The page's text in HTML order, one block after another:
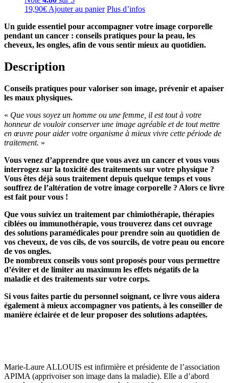
19,90€ Ajouter au panier Plus d’infos
Un guide essentiel pour accompagner votre image corporelle
pendant un cancer : conseils pratiques pour la peau, les
cheveux, les ongles, afin de vous sentir mieux au quotidien.
Description
Conseils pratiques pour valoriser son image, prévenir et apaiser
les maux physiques.
« Que vous soyez un homme ou une femme, il est tout à votre
honneur de vouloir conserver une image agréable et de tout mettre
en œuvre pour aider votre organisme à mieux vivre cette période de
traitement. »
Vous venez d’apprendre que vous avez un cancer et vous vous
interrogez sur la toxicité des traitements sur votre physique ?
Vous êtes déjà sous traitement depuis quelque temps et vous
souffrez de l’altération de votre image corporelle ? Alors ce livre
est fait pour vous !
Que vous suiviez un traitement par chimiothérapie, thérapies
ciblées ou immunothérapie, vous trouverez dans cet ouvrage
des solutions paramédicales pour prendre soin au quotidien de
vos cheveux, de vos cils, de vos sourcils, de votre peau ou encore
de vos ongles.
De nombreux conseils vous sont proposés pour vous permettre
d’éviter et de limiter au maximum les effets négatifs de la
maladie et des traitements sur votre corps.
Si vous faites partie du personnel soignant, ce livre vous aidera
également à mieux accompagner vos patients, à les conseiller de
manière éclairée et de leur proposer des solutions adaptées.
Marie-Laure ALLOUIS est infirmière et présidente de l’association
APIMA (apprivoiser son image dans la maladie). Elle a d’abord